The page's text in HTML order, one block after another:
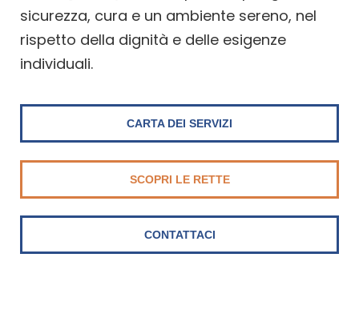
sicurezza, cura e un ambiente sereno, nel
rispetto della dignità e delle esigenze
individuali.
CARTA DEI SERVIZI
SCOPRI LE RETTE
CONTATTACI